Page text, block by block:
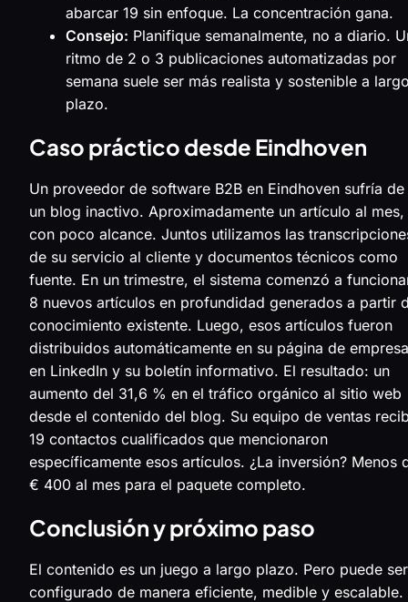
abarcar 19 sin enfoque. La concentración gana.
Consejo: Planifique semanalmente, no a diario.
ritmo de 2 o 3 publicaciones automatizadas por
semana suele ser más realista y sostenible a
plazo.
Caso práctico desde Eindhoven
Un proveedor de software B2B en Eindhoven sufría de
un blog inactivo. Aproximadamente un artículo al mes,
con poco alcance. Juntos utilizamos las
de su servicio al cliente y documentos técnicos como
fuente. En un trimestre, el sistema comenzó a
8 nuevos artículos en profundidad generados a partir
conocimiento existente. Luego, esos artículos fueron
distribuidos automáticamente en su página de empresa
en LinkedIn y su boletín informativo. El resultado: un
aumento del 31,6 % en el tráfico orgánico al sitio web
desde el contenido del blog. Su equipo de ventas
19 contactos cualificados que mencionaron
específicamente esos artículos. ¿La inversión? Menos
€ 400 al mes para el paquete completo.
Conclusión y próximo paso
El contenido es un juego a largo plazo. Pero puede ser
configurado de manera eficiente, medible y escalable.